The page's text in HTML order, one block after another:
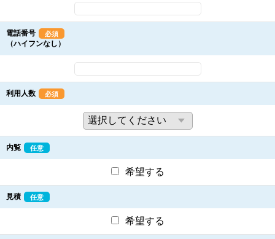
電話番号 必須
（ハイフンなし）
利用人数 必須
内覧 任意
希望する
見積 任意
希望する